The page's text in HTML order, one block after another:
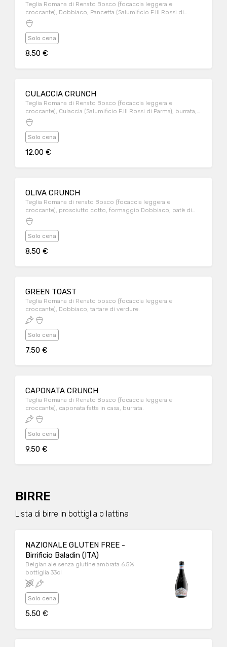
Teglia Romana di Renato Bosco (focaccia leggera e
croccante), Dobbiaco, Pancetta (Salumificio F.lli Rossi di
Parma), pomodori secchi.
Solo cena
8.50 €
CULACCIA CRUNCH
Teglia Romana di Renato Bosco (focaccia leggera e
croccante), Culaccia (Salumificio F.lli Rossi di Parma), burrata,
mayo leggera al pesto.
Solo cena
12.00 €
OLIVA CRUNCH
Teglia Romana di renato Bosco (focaccia leggera e
croccante), prosciutto cotto, formaggio Dobbiaco, patè di
olive nere.
Solo cena
8.50 €
GREEN TOAST
Teglia Romana di Renato bosco (focaccia leggera e
croccante), Dobbiaco, tartare di verdure.
Solo cena
7.50 €
CAPONATA CRUNCH
Teglia Romana di Renato Bosco (focaccia leggera e
croccante), caponata fatta in casa, burrata.
Solo cena
9.50 €
BIRRE
Lista di birre in bottiglia o lattina
NAZIONALE GLUTEN FREE -
Birrificio Baladin (ITA)
Belgian ale senza glutine ambrata 6.5%
bottiglia 33cl
Solo cena
5.50 €